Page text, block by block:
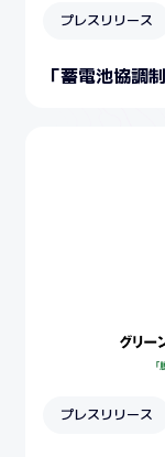
プレスリリース
「蓄電池協調
プレスリリース